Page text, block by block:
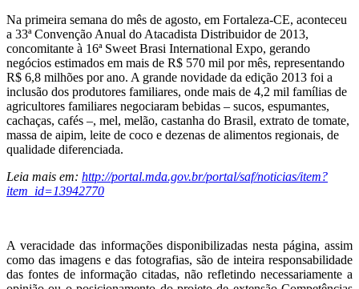
Na primeira semana do mês de agosto, em Fortaleza-CE, aconteceu
a 33ª Convenção Anual do Atacadista Distribuidor de 2013,
concomitante à 16ª Sweet Brasi International Expo, gerando
negócios estimados em mais de R$ 570 mil por mês, representando
R$ 6,8 milhões por ano. A grande novidade da edição 2013 foi a
inclusão dos produtores familiares, onde mais de 4,2 mil famílias de
agricultores familiares negociaram bebidas – sucos, espumantes,
cachaças, cafés –, mel, melão, castanha do Brasil, extrato de tomate,
massa de aipim, leite de coco e dezenas de alimentos regionais, de
qualidade diferenciada.
Leia mais em: http://portal.mda.gov.br/portal/saf/noticias/item?
item_id=13942770
A veracidade das informações disponibilizadas nesta página, assim
como das imagens e das fotografias, são de inteira responsabilidade
das fontes de informação citadas, não refletindo necessariamente a